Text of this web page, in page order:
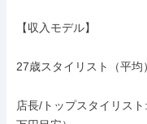
【収入モデル】
27歳スタイリスト（平均
店長/トップスタイリス